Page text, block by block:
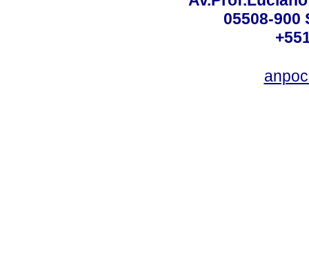
05508-900